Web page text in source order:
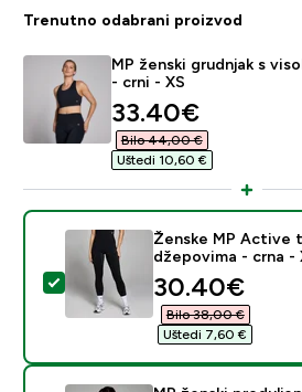
Trenutno odabrani proizvod
MP ženski grudnjak s
- crni - XS
discounted price
33.40€‎
Bilo 44,00 €‎
Uštedi 10,60 €‎
Odaberi ovaj proizvod -
Ženske MP Active
džepovima - crna -
discounted
30.40€‎
Bilo 38,00 €‎
Uštedi 7,60 €‎